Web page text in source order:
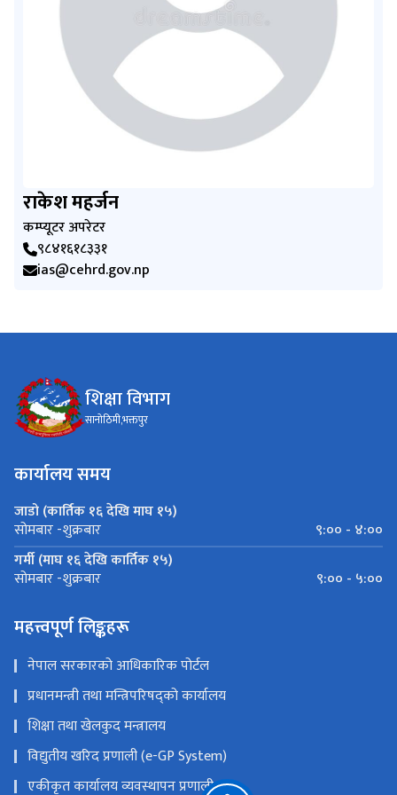
राकेश महर्जन
कम्प्यूटर अपरेटर
९८४१६१८३३१
ias@cehrd.gov.np
शिक्षा विभाग
सानोठिमी,भक्तपुर
कार्यालय समय
जाडो (कार्तिक १६ देखि माघ १५)
सोमबार -शुक्रबार
९:०० - ४:००
गर्मी (माघ १६ देखि कार्तिक १५)
सोमबार -शुक्रबार ९:०० - ५:००
महत्त्वपूर्ण लिङ्कहरू
नेपाल सरकारको आधिकारिक पोर्टल
प्रधानमन्त्री तथा मन्त्रिपरिषद्को कार्यालय
शिक्षा तथा खेलकुद मन्त्रालय
विद्युतीय खरिद प्रणाली (e-GP System)
एकीकृत कार्यालय व्यवस्थापन प्रणाली